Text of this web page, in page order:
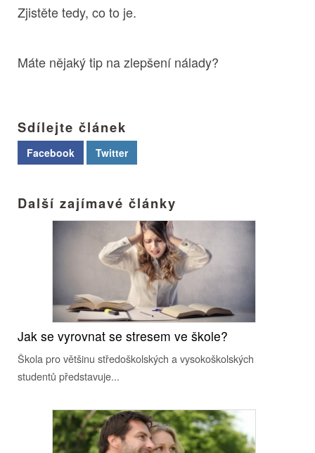
Zjistěte tedy, co to je.
Máte nějaký tip na zlepšení nálady?
Sdílejte článek
Facebook Twitter
Další zajímavé články
Jak se vyrovnat se stresem ve škole?
Škola pro většinu středoškolských a vysokoškolských
studentů představuje...